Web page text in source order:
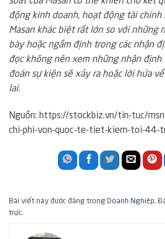
động kinh doanh, hoạt động tài chính
Masan khác biệt rất lớn so với những
bày hoặc ngầm định trong các nhận
đọc không nên xem những nhận
đoán sự kiện sẽ xảy ra hoặc lời hứa
lai.
Nguồn: https://stockbiz.vn/tin-tuc/
chi-phi-von-quoc-te-tiet-kiem-toi-44-
Bài viết này được đăng trong Doanh Nghiệp.
trực.